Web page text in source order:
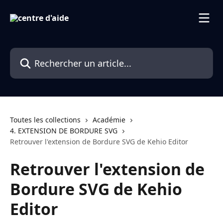
Rechercher un article...
Toutes les collections
Académie
4. EXTENSION DE BORDURE SVG
Retrouver l'extension de Bordure SVG de Kehio Editor
Retrouver l'extension de
Bordure SVG de Kehio
Editor